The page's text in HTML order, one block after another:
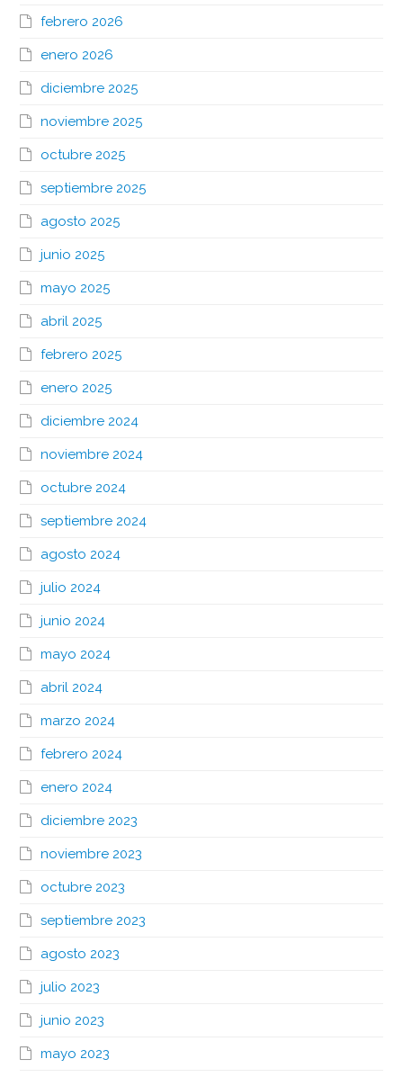
febrero 2026
enero 2026
diciembre 2025
noviembre 2025
octubre 2025
septiembre 2025
agosto 2025
junio 2025
mayo 2025
abril 2025
febrero 2025
enero 2025
diciembre 2024
noviembre 2024
octubre 2024
septiembre 2024
agosto 2024
julio 2024
junio 2024
mayo 2024
abril 2024
marzo 2024
febrero 2024
enero 2024
diciembre 2023
noviembre 2023
octubre 2023
septiembre 2023
agosto 2023
julio 2023
junio 2023
mayo 2023